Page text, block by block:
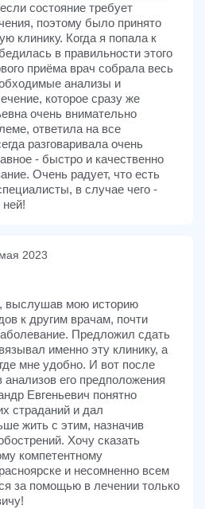
состояние требует
поэтому было принято
клинику. Когда я попала к
в правильности этого
приёма врач собрала весь
анализы и
которое сразу же
очень внимательно
ответила на все
разговаривала очень
- быстро и качественно
Очень радует, что есть
в случае чего -
2023
выслушав мою историю
к другим врачам, почти
Предложил сдать
именно эту клинику, а
мне удобно. И вот после
анализов его предположения
Евгеньевич понятно
страданий и дал
жить с этим, назначив
Хочу сказать
компетентному
и несомненно всем
за помощью в лечении только